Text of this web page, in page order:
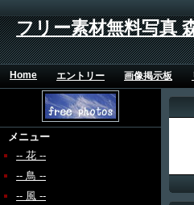
フリー素材無料写真
Home エントリー 画像掲示板
メニュー
-- 花 --
-- 鳥 --
-- 風 --